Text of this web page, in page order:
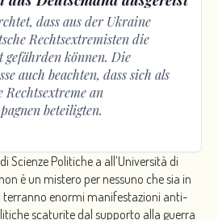
dass aus der Ukraine
Rechtsextremisten die
können. Die
auch beachten, dass sich als
an
beteiligten.
Scienze Politiche a all’Università di
è un mistero per nessuno che sia in
terranno enormi manifestazioni anti-
scaturite dal supporto alla guerra